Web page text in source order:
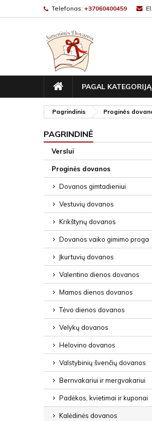
Telefonas: +37060400459
PAGRINDINIS
PAGAL KATEGORIJĄ
Pagrindinis Proginės
PAGRINDINĖ
Verslui
Proginės dovanos
Dovanos gimtadieniui
Vestuvių dovanos
Krikštynų dovanos
Dovanos vaiko gimimo proga
Įkurtuvių dovanos
Valentino dienos dovanos
Mamos dienos dovanos
Tėvo dienos dovanos
Velykų dovanos
Helovino dovanos
Valstybinių švenčių dovanos
Bernvakariui ir mergvakariui
Padėkos, kvietimai ir kuponai
Kalėdinės dovanos